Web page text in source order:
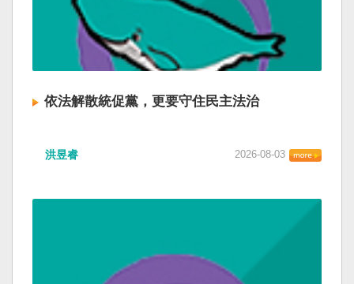
依法解散統促黨，更要守住民主法治
洪昱睿 2026-08-03